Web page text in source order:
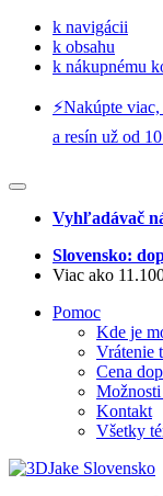
k navigácii
k obsahu
k nákupnému
⚡️Nakúpte
a resín už od
Vyhľadávač
Slovensko:
Viac ako
Pomoc
Kde je
Vrátenie
Cena
Kontakt
Všetky